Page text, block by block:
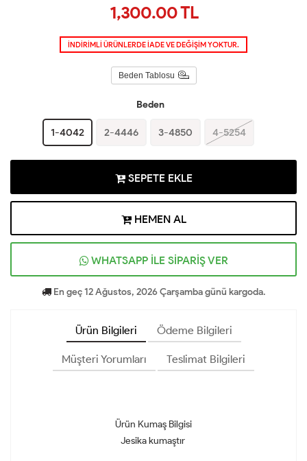
1,300.00TL
İNDİRİMLİ ÜRÜNLERDE İADE VE DEĞİŞİM YOKTUR.
Beden Tablosu
Beden
1-4042 2-4446 3-4850 4-5254
SEPETE EKLE
HEMEN AL
WHATSAPP İLE SİPARİŞ VER
En geç 12 Ağustos, 2026 Çarşamba günü kargoda.
Ürün Bilgileri Ödeme Bilgileri
Müşteri Yorumları Teslimat Bilgileri
Ürün Kumaş Bilgisi
Jesika kumaştır